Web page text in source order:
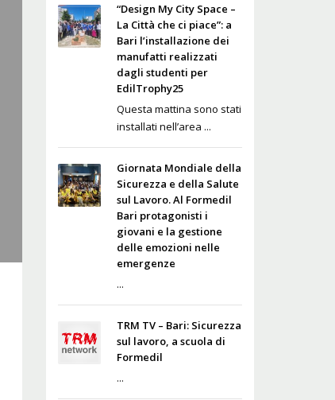
“Design My City Space –
La Città che ci piace”: a
Bari l’installazione dei
manufatti realizzati
dagli studenti per
EdilTrophy25
Questa mattina sono stati
installati nell’area ...
Giornata Mondiale della
Sicurezza e della Salute
sul Lavoro. Al Formedil
Bari protagonisti i
giovani e la gestione
delle emozioni nelle
emergenze
...
TRM TV – Bari: Sicurezza
sul lavoro, a scuola di
Formedil
...